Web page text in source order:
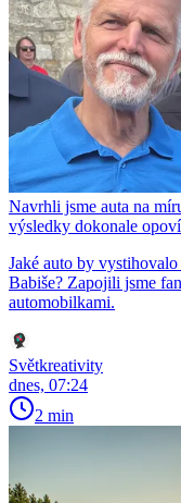
Navrhli jsme auta na
výsledky dokonale
Jaké auto by
Babiše? Zapojili jsme
automobilkami.
Světkreativity
dnes, 07:24
2 min